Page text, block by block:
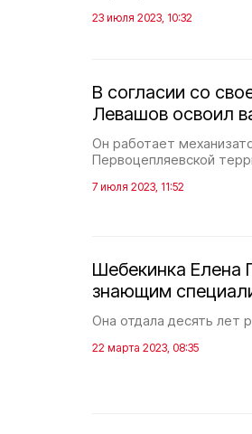
23 июля 2023, 10:32
В согласии со
Левашов освоил
Он работает
Первоцепляевской
7 июля 2023, 11:52
Шебекинка Елена
знающим
Она отдала десять лет
22 марта 2023, 08:35